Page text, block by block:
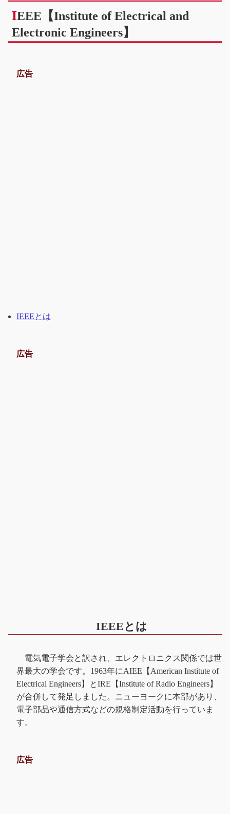
IEEE【Institute of Electrical and
Electronic Engineers】
広告
IEEEとは
広告
IEEEとは
電気電子学会と訳され、エレクトロニクス関係では世
界最大の学会です。1963年にAIEE【American Institute of
Electrical Engineers】とIRE【Institute of Radio Engineers】
が合併して発足しました。ニューヨークに本部があり、
電子部品や通信方式などの規格制定活動を行っていま
す。
広告